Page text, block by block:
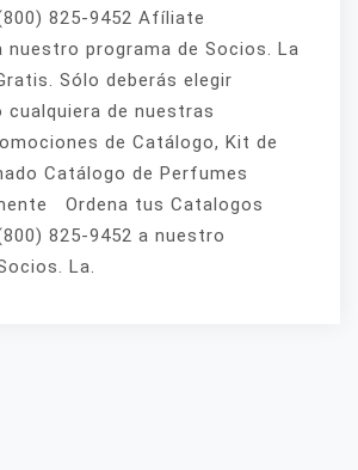
825-9452 Afíliate
programa de Socios. La
Sólo deberás elegir
cualquiera de nuestras
de Catálogo, Kit de
Catálogo de Perfumes
Ordena tus Catalogos
825-9452 a nuestro
La.